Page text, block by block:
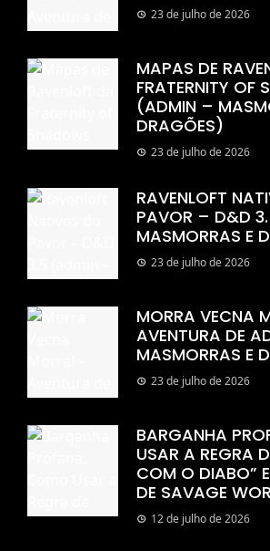
23 de julho de 2026
MAPAS DE
FRATERNITY OF
(ADMIN –
DRAGÕES)
23 de julho de 2026
RAVENLOFT
PAVOR – D&D
MASMORRAS E
23 de julho de 2026
MORRA VECNA
AVENTURA DE
MASMORRAS E
23 de julho de 2026
BARGANHA
USAR A REGRA
COM O DIABO”
DE SAVAGE
12 de julho de 2026